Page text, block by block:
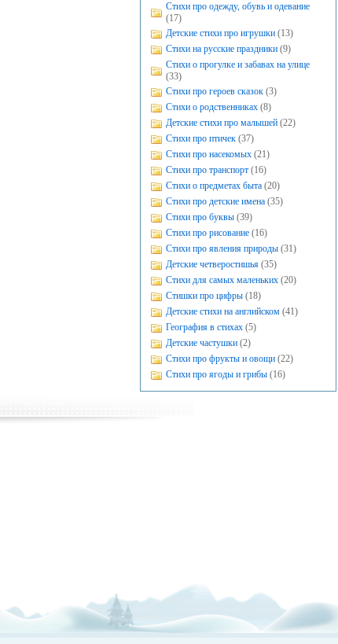
Стихи про одежду, обувь и одевание
(17)
Детские стихи про игрушки (13)
Стихи на русские праздники (9)
Стихи о прогулке и забавах на улице
(33)
Стихи про героев сказок (3)
Стихи о родственниках (8)
Детские стихи про малышей (22)
Стихи про птичек (37)
Стихи про насекомых (21)
Стихи про транспорт (16)
Стихи о предметах быта (20)
Стихи про детские имена (35)
Стихи про буквы (39)
Стихи про рисование (16)
Стихи про явления природы (31)
Детские четверостишья (35)
Стихи для самых маленьких (20)
Стишки про цифры (18)
Детские стихи на английском (41)
География в стихах (5)
Детские частушки (2)
Стихи про фрукты и овощи (22)
Стихи про ягоды и грибы (16)